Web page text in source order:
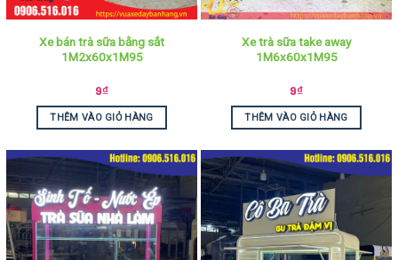
Xe bán trà sữa bằng sắt
1M2x60x1M95
9₫
THÊM VÀO GIỎ HÀNG
Xe trà sữa take away
1M6x60x1M95
9₫
THÊM VÀO GIỎ HÀNG